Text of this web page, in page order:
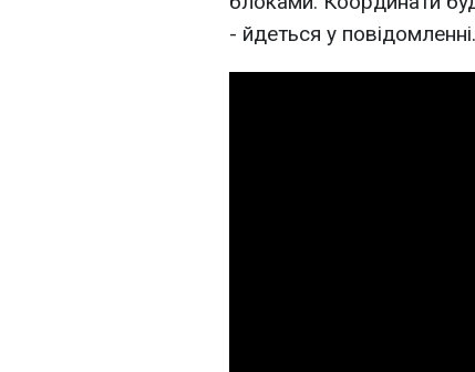
- йдеться у повідомленні.